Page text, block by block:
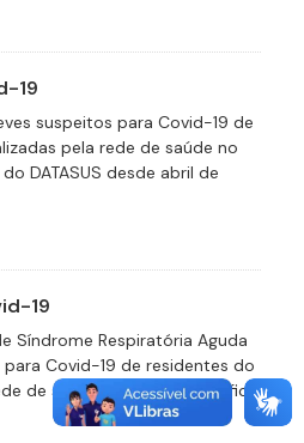
19
suspeitos para Covid-19 de
pela rede de saúde no
DATASUS desde abril de
19
Síndrome Respiratória Aguda
para Covid-19 de residentes do
de saúde no sistema Notifica